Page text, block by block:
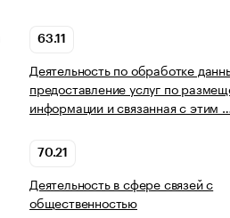
63.11
Деятельность по обработке
предоставление услуг по
информации и связанная с этим
70.21
Деятельность в сфере связей с
общественностью